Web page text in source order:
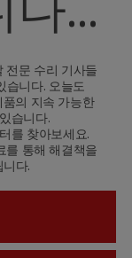
다...
전문 수리 기사들
습니다. 오늘도
의 지속 가능한
습니다.
를 찾아보세요.
를 통해 해결책을
다.